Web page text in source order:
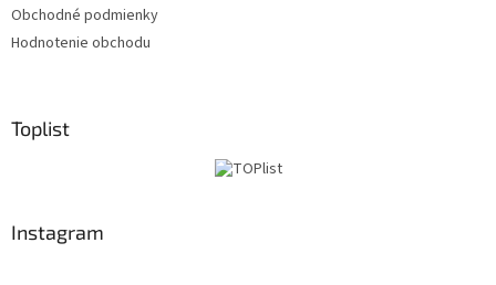
Obchodné podmienky
Hodnotenie obchodu
Toplist
Instagram